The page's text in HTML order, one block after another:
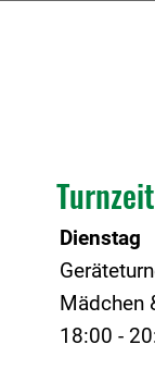
Dienstag
Mädchen
18:00 -